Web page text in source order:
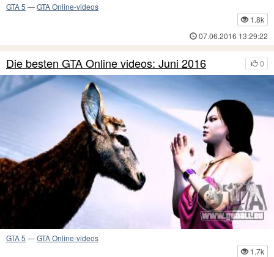
GTA 5 —GTA Online-videos
1.8k
07.06.2016 13:29:22
0
Die besten GTA Online videos: Juni 2016
GTA 5 —GTA Online-videos
1.7k